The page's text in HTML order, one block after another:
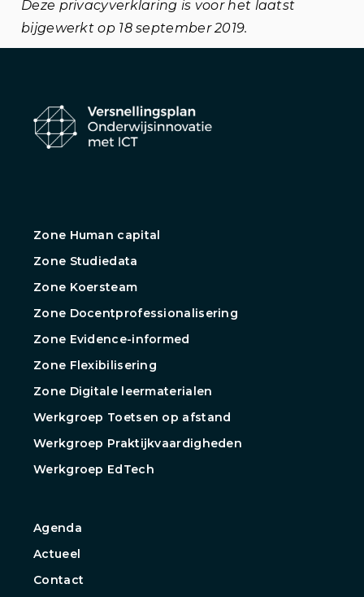
Deze privacyverklaring is voor het laatst
bijgewerkt op 18 september 2019.
Zone Human capital
Zone Studiedata
Zone Koersteam
Zone Docentprofessionalisering
Zone Evidence-informed
Zone Flexibilisering
Zone Digitale leermaterialen
Werkgroep Toetsen op afstand
Werkgroep Praktijkvaardigheden
Werkgroep EdTech
Agenda
Actueel
Contact